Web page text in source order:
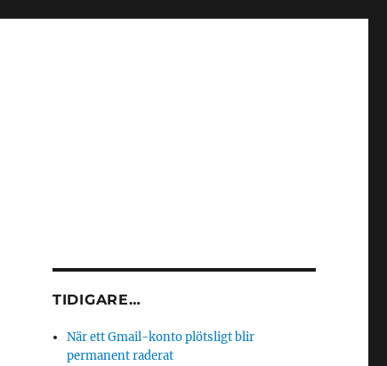
TIDIGARE…
När ett Gmail-konto plötsligt blir
permanent raderat